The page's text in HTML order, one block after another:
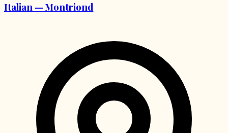
Italian — Montriond